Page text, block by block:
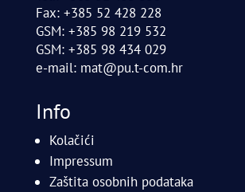
Fax: +385 52 428 228
GSM: +385 98 219 532
GSM: +385 98 434 029
e-mail: mat@pu.t-com.hr
Info
Kolačići
Impressum
Zaštita osobnih podataka